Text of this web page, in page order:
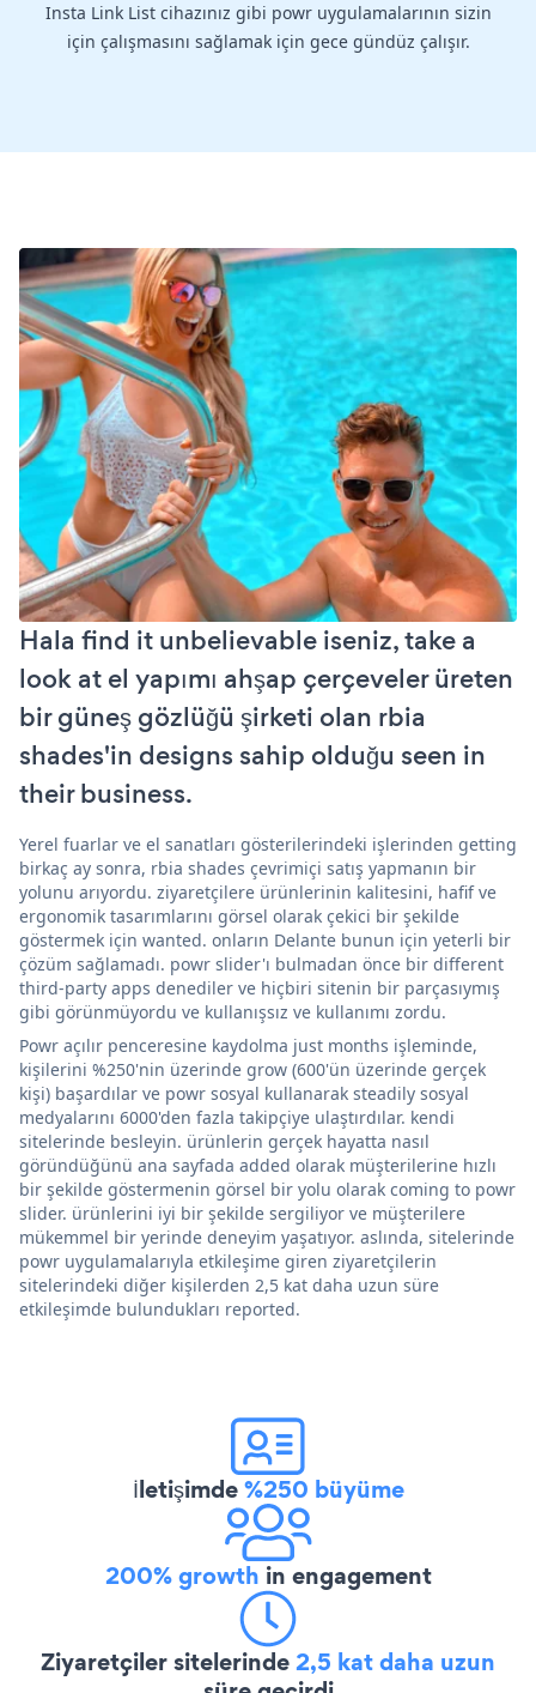
Insta Link List cihazınız gibi powr uygulamalarının sizin
için çalışmasını sağlamak için gece gündüz çalışır.
Hala find it unbelievable iseniz, take a
look at el yapımı ahşap çerçeveler üreten
bir güneş gözlüğü şirketi olan rbia
shades'in designs sahip olduğu seen in
their business.
Yerel fuarlar ve el sanatları gösterilerindeki işlerinden getting
birkaç ay sonra, rbia shades çevrimiçi satış yapmanın bir
yolunu arıyordu. ziyaretçilere ürünlerinin kalitesini, hafif ve
ergonomik tasarımlarını görsel olarak çekici bir şekilde
göstermek için wanted. onların Delante bunun için yeterli bir
çözüm sağlamadı. powr slider'ı bulmadan önce bir different
third-party apps denediler ve hiçbiri sitenin bir parçasıymış
gibi görünmüyordu ve kullanışsız ve kullanımı zordu.
Powr açılır penceresine kaydolma just months işleminde,
kişilerini %250'nin üzerinde grow (600'ün üzerinde gerçek
kişi) başardılar ve powr sosyal kullanarak steadily sosyal
medyalarını 6000'den fazla takipçiye ulaştırdılar. kendi
sitelerinde besleyin. ürünlerin gerçek hayatta nasıl
göründüğünü ana sayfada added olarak müşterilerine hızlı
bir şekilde göstermenin görsel bir yolu olarak coming to powr
slider. ürünlerini iyi bir şekilde sergiliyor ve müşterilere
mükemmel bir yerinde deneyim yaşatıyor. aslında, sitelerinde
powr uygulamalarıyla etkileşime giren ziyaretçilerin
sitelerindeki diğer kişilerden 2,5 kat daha uzun süre
etkileşimde bulundukları reported.
İletişimde%250 büyüme
200% growth in engagement
Ziyaretçiler sitelerinde2,5 kat daha uzun